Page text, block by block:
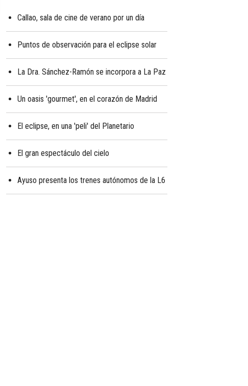
Callao, sala de cine de verano por un día
Puntos de observación para el eclipse solar
La Dra. Sánchez-Ramón se incorpora a La Paz
Un oasis 'gourmet', en el corazón de Madrid
El eclipse, en una 'peli' del Planetario
El gran espectáculo del cielo
Ayuso presenta los trenes autónomos de la L6